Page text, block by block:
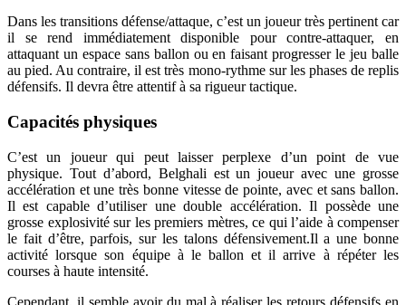
Dans les transitions défense/attaque, c’est un joueur très pertinent car
il se rend immédiatement disponible pour contre-attaquer, en
attaquant un espace sans ballon ou en faisant progresser le jeu balle
au pied. Au contraire, il est très mono-rythme sur les phases de replis
défensifs. Il devra être attentif à sa rigueur tactique.
Capacités physiques
C’est un joueur qui peut laisser perplexe d’un point de vue
physique. Tout d’abord, Belghali est un joueur avec une grosse
accélération et une très bonne vitesse de pointe, avec et sans ballon.
Il est capable d’utiliser une double accélération. Il possède une
grosse explosivité sur les premiers mètres, ce qui l’aide à compenser
le fait d’être, parfois, sur les talons défensivement.Il a une bonne
activité lorsque son équipe à le ballon et il arrive à répéter les
courses à haute intensité.
Cependant, il semble avoir du mal à réaliser les retours défensifs en